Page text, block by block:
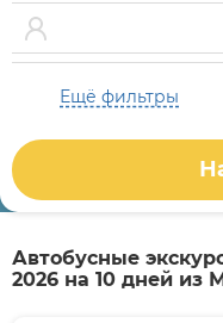
Ещё фильтры
Автобусные
2026 на 10 дней из